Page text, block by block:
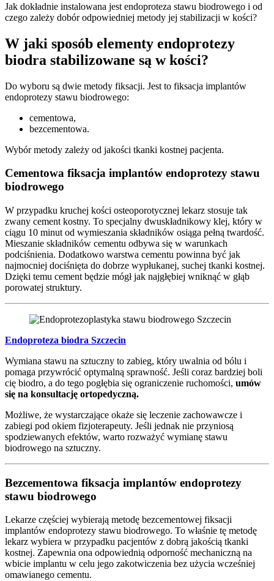
Jak dokładnie instalowana jest endoproteza stawu biodrowego i od
czego zależy dobór odpowiedniej metody jej stabilizacji w kości?
W jaki sposób elementy endoprotezy
biodra stabilizowane są w kości?
Do wyboru są dwie metody fiksacji. Jest to fiksacja implantów
endoprotezy stawu biodrowego:
cementowa,
bezcementowa.
Wybór metody zależy od jakości tkanki kostnej pacjenta.
Cementowa fiksacja implantów endoprotezy stawu
biodrowego
W przypadku kruchej kości osteoporotycznej lekarz stosuje tak
zwany cement kostny. To specjalny dwuskładnikowy klej, który w
ciągu 10 minut od wymieszania składników osiąga pełną twardość.
Mieszanie składników cementu odbywa się w warunkach
podciśnienia. Dodatkowo warstwa cementu powinna być jak
najmocniej dociśnięta do dobrze wypłukanej, suchej tkanki kostnej.
Dzięki temu cement będzie mógł jak najgłębiej wniknąć w głąb
porowatej struktury.
Endoproteza biodra Szczecin
Wymiana stawu na sztuczny to zabieg, który uwalnia od bólu i
pomaga przywrócić optymalną sprawność. Jeśli coraz bardziej boli
cię biodro, a do tego pogłębia się ograniczenie ruchomości, umów
się na konsultację ortopedyczną.
Możliwe, że wystarczające okaże się leczenie zachowawcze i
zabiegi pod okiem fizjoterapeuty. Jeśli jednak nie przyniosą
spodziewanych efektów, warto rozważyć wymianę stawu
biodrowego na sztuczny.
Bezcementowa fiksacja implantów endoprotezy
stawu biodrowego
Lekarze częściej wybierają metodę bezcementowej fiksacji
implantów endoprotezy stawu biodrowego. To właśnie tę metodę
lekarz wybiera w przypadku pacjentów z dobrą jakością tkanki
kostnej. Zapewnia ona odpowiednią odporność mechaniczną na
wbicie implantu w celu jego zakotwiczenia bez użycia wcześniej
omawianego cementu.